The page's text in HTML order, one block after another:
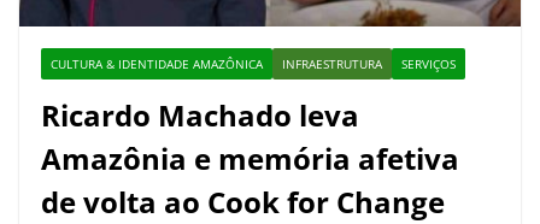
CULTURA & IDENTIDADE AMAZÔNICA INFRAESTRUTURA SERVIÇOS
Ricardo Machado leva
Amazônia e memória afetiva
de volta ao Cook for Change